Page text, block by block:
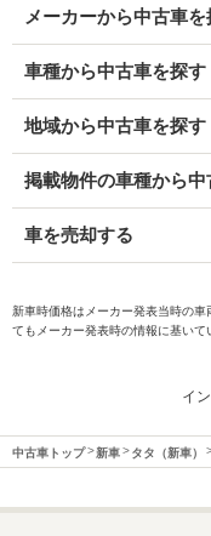
メーカーから中古車を
車種から中古車を探す
地域から中古車を探す
掲載物件の車種から
車を売却する
新車時価格はメーカー発表当時の
てもメーカー発表時の情報に基いて
イ
中古車トップ 新車 タタ（新車）